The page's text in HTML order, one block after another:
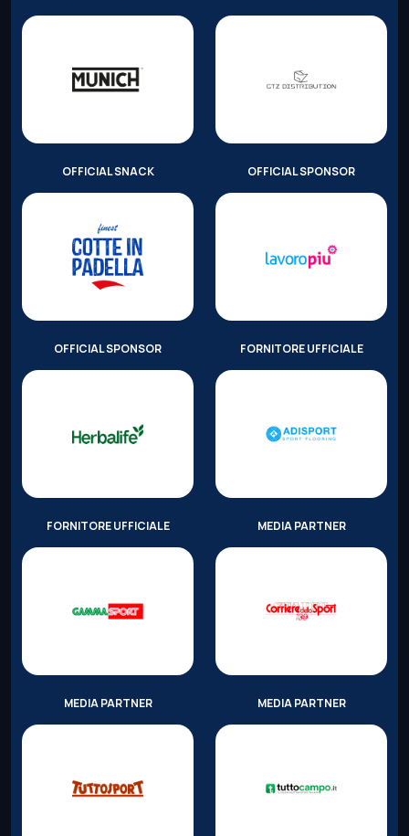
OFFICIAL SNACK OFFICIAL SPONSOR
OFFICIAL SPONSOR FORNITORE UFFICIALE
FORNITORE UFFICIALE MEDIA PARTNER
MEDIA PARTNER MEDIA PARTNER